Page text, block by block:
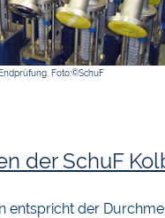
Foto:©SchuF
der SchuF
entspricht der